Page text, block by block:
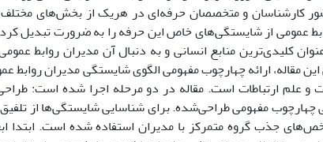
کارشناسان و متخصصان حرفه‌ای در هر‌یک از بخش‌های
عمومی از شایستگی‌های خاص این حرفه را به ضرورت تبدیل
کلیدی‌ترین منابع انسانی و به دنبال آن مدیران روابط
مقاله، ارائه چهارچوب مفهومی الگوی شایستگی مدیران روابط
و علم ارتباطات است. مقاله در دو مرحله اجرا شده است:
چهارچوب مفهومی طراحی‌شده. برای شناسایی شایستگی‌ها از
جذب گروه متمرکز با مدیران استفاده شده است. ابتدا